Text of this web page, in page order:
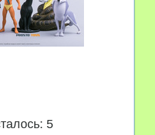
5